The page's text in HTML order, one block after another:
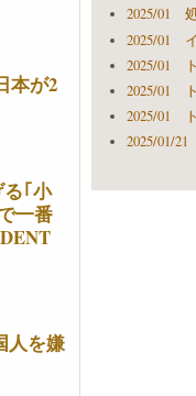
本が2
｢小
一番
人を嫌
2025/01
2025/01
2025/01
2025/01
2025/01
2025/01/